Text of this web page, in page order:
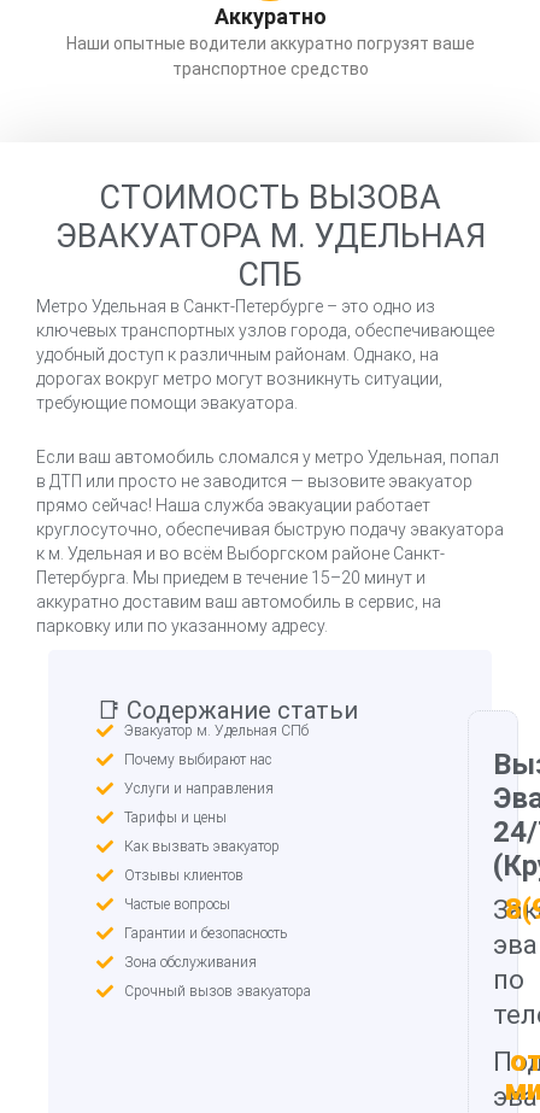
Аккуратно
Наши опытные водители аккуратно погрузят ваше
транспортное средство
СТОИМОСТЬ ВЫЗОВА
ЭВАКУАТОРА М. УДЕЛЬНАЯ
СПБ
Метро Удельная в Санкт-Петербурге – это одно из
ключевых транспортных узлов города, обеспечивающее
удобный доступ к различным районам. Однако, на
дорогах вокруг метро могут возникнуть ситуации,
требующие помощи эвакуатора.
Если ваш автомобиль сломался у метро Удельная, попал
в ДТП или просто не заводится — вызовите эвакуатор
прямо сейчас! Наша служба эвакуации работает
круглосуточно, обеспечивая быструю подачу эвакуатора
к м. Удельная и во всём Выборгском районе Санкт-
Петербурга. Мы приедем в течение 15–20 минут и
аккуратно доставим ваш автомобиль в сервис, на
парковку или по указанному адресу.
📑 Содержание статьи
Эвакуатор м. Удельная СПб
Почему выбирают нас
Услуги и направления
Тарифы и цены
Как вызвать эвакуатор
Отзывы клиентов
Частые вопросы
Гарантии и безопасность
Зона обслуживания
Срочный вызов эвакуатора
по